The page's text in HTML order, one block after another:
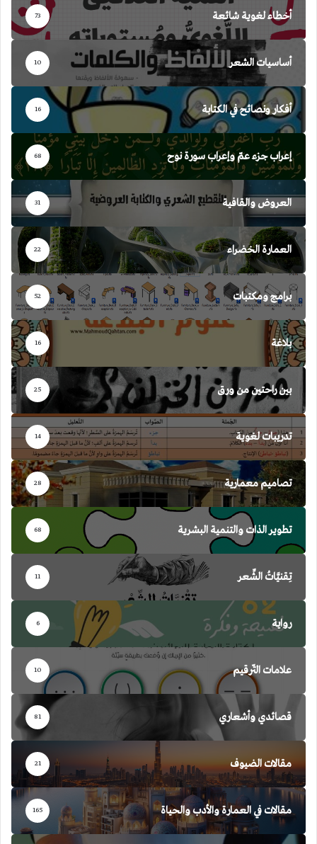
أخطاء لغوية شائعة 73
أساسيات الشعر 10
أفكار ونصائح في الكتابة 16
إعراب جزء عمّ وإعراب سورة نوح 68
العروض والقافية 31
العمارة الخضراء 22
برامج ومكتبات 52
بلاغة 16
بين راحتين من ورق 25
تدريبات لغوية 14
تصاميم معمارية 28
تطوير الذات والتنمية البشرية 68
تِقنيَّاتُ الشِّعر 11
رواية 6
علامات التّرقيم 10
قصائدي وأشعاري 81
مقالات الضيوف 21
مقالات في العمارة والأدب والحياة 165